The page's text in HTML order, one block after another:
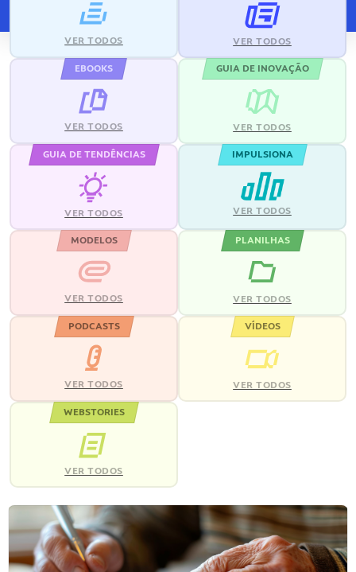
VER TODOS VER TODOS
EBOOKS
VER TODOS
GUIA DE INOVAÇÃO
VER TODOS
GUIA DE TENDÊNCIAS
VER TODOS
IMPULSIONA
VER TODOS
MODELOS
VER TODOS
PLANILHAS
VER TODOS
PODCASTS
VER TODOS
VÍDEOS
VER TODOS
WEBSTORIES
VER TODOS